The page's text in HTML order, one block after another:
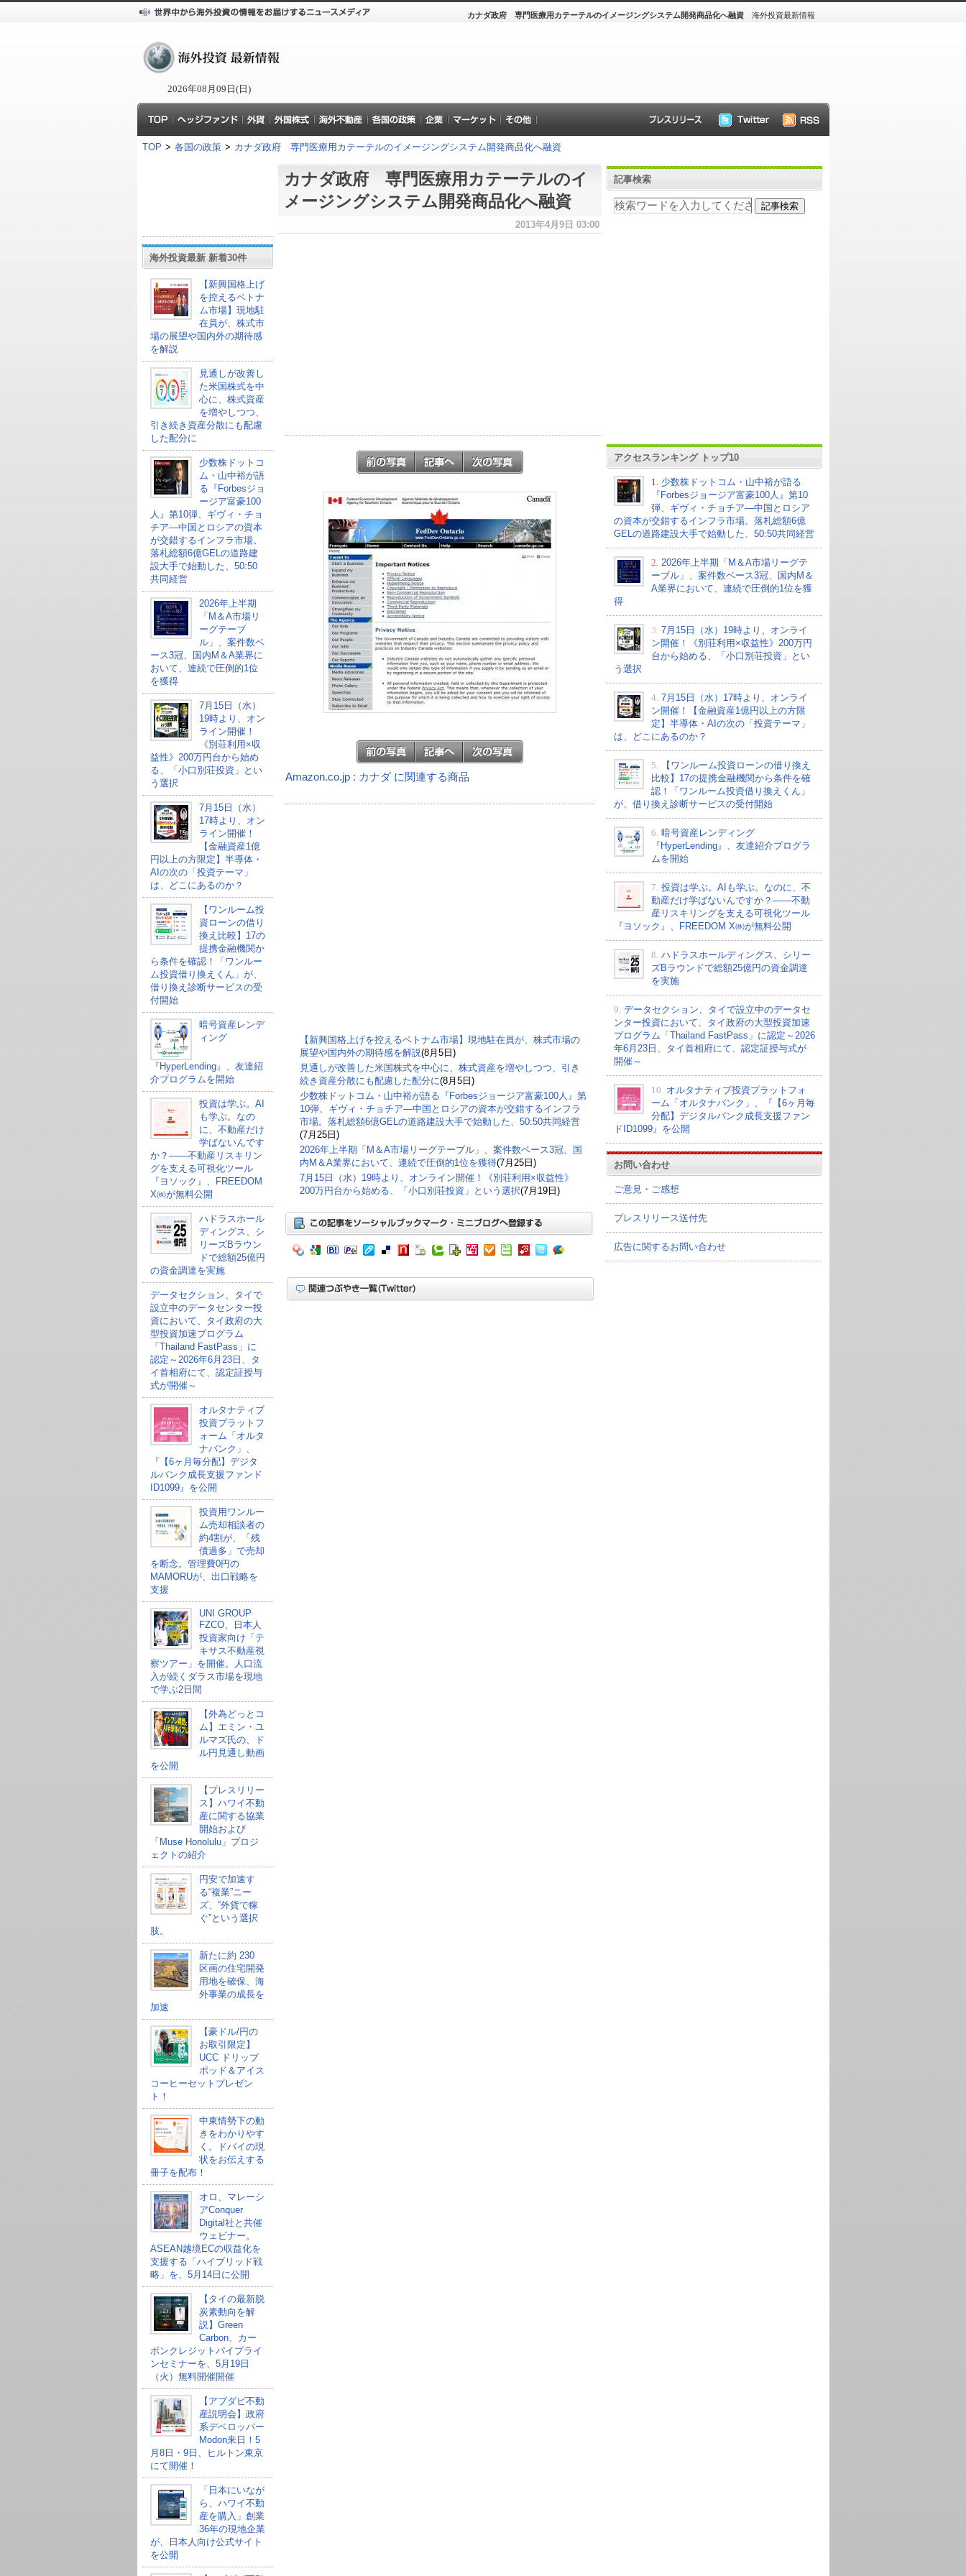
2026年08月09日(日)
海外投資最新情報
カナダ政府 専門医療用カテーテルのイメージングシステム開発商品化へ融資
TOP > 各国の政策 > カナダ政府 専門医療用カテーテルのイメージングシステム開発商品化へ融資
海外投資最新 新着30件
【新興国格上げ
を控えるベトナ
ム市場】現地駐
在員が、株式市
場の展望や国内外の期待感
を解説
見通しが改善し
た米国株式を中
心に、株式資産
を増やしつつ、
引き続き資産分散にも配慮
した配分に
少数株ドットコ
ム・山中裕が語
る『Forbesジョ
ージア富豪100
人』第10弾、ギヴィ・チョ
チア―中国とロシアの資本
が交錯するインフラ市場。
落札総額6億GELの道路建
設大手で始動した、50:50
共同経営
2026年上半期
「M＆A市場リ
ーグテーブ
ル」、案件数ベ
ース3冠、国内M＆A業界に
おいて、連続で圧倒的1位
を獲得
7月15日（水）
19時より、オン
ライン開催！
《別荘利用×収
益性》200万円台から始め
る、「小口別荘投資」とい
う選択
7月15日（水）
17時より、オン
ライン開催！
【金融資産1億
円以上の方限定】半導体・
AIの次の「投資テーマ」
は、どこにあるのか？
【ワンルーム投
資ローンの借り
換え比較】17の
提携金融機関か
ら条件を確認！「ワンルー
ム投資借り換えくん」が、
借り換え診断サービスの受
付開始
暗号資産レンデ
ィング
『HyperLending』、友達紹
介プログラムを開始
投資は学ぶ。AI
も学ぶ。なの
に、不動産だけ
学ばないんです
か？——不動産リスキリン
グを支える可視化ツール
『ヨソック』、FREEDOM
X㈱が無料公開
ハドラスホール
ディングス、シ
リーズBラウン
ドで総額25億円
の資金調達を実施
データセクション、タイで
設立中のデータセンター投
資において、タイ政府の大
型投資加速プログラム
「Thailand FastPass」に
認定～2026年6月23日、タ
イ首相府にて、認定証授与
式が開催～
オルタナティブ
投資プラットフ
ォーム「オルタ
ナバンク」、
『【6ヶ月毎分配】デジタ
ルバンク成長支援ファンド
ID1099』を公開
投資用ワンルー
ム売却相談者の
約4割が、「残
債過多」で売却
を断念。管理費0円の
MAMORUが、出口戦略を
支援
UNI GROUP
FZCO、日本人
投資家向け「テ
キサス不動産視
察ツアー」を開催。人口流
入が続くダラス市場を現地
で学ぶ2日間
【外為どっとコ
ム】エミン・ユ
ルマズ氏の、ド
ル円見通し動画
を公開
【プレスリリー
ス】ハワイ不動
産に関する協業
開始および
「Muse Honolulu」プロジ
ェクトの紹介
円安で加速す
る“複業”ニー
ズ、“外貨で稼
ぐ”という選択
肢。
新たに約 230
区画の住宅開発
用地を確保、海
外事業の成長を
加速
【豪ドル/円の
お取引限定】
UCC ドリップ
ポッド＆アイス
コーヒーセットプレゼン
ト！
中東情勢下の動
きをわかりやす
く。ドバイの現
状をお伝えする
冊子を配布！
オロ、マレーシ
アConquer
Digital社と共催
ウェビナー。
ASEAN越境ECの収益化を
支援する「ハイブリッド戦
略」を、5月14日に公開
【タイの最新脱
炭素動向を解
説】Green
Carbon、カー
ボンクレジットパイプライ
ンセミナーを、5月19日
（火）無料開催開催
【アブダビ不動
産説明会】政府
系デベロッパー
Modon来日！5
月8日・9日、ヒルトン東京
にて開催！
「日本にいなが
ら、ハワイ不動
産を購入」創業
36年の現地企業
が、日本人向け公式サイト
を公開
カナダ政府 専門医療用カテーテルのイ
メージングシステム開発商品化へ融資
2013年4月9日 03:00
Amazon.co.jp : カナダ に関連する商品
【新興国格上げを控えるベトナム市場】現地駐在員が、株式市場の
展望や国内外の期待感を解説(8月5日)
見通しが改善した米国株式を中心に、株式資産を増やしつつ、引き
続き資産分散にも配慮した配分に(8月5日)
少数株ドットコム・山中裕が語る『Forbesジョージア富豪100人』第
10弾、ギヴィ・チョチア―中国とロシアの資本が交錯するインフラ
市場。落札総額6億GELの道路建設大手で始動した、50:50共同経営
(7月25日)
2026年上半期「M＆A市場リーグテーブル」、案件数ベース3冠、国
内M＆A業界において、連続で圧倒的1位を獲得(7月25日)
7月15日（水）19時より、オンライン開催！《別荘利用×収益性》
200万円台から始める、「小口別荘投資」という選択(7月19日)
記事検索
アクセスランキング トップ10
1.
少数株ドットコム・山中裕が語る
『Forbesジョージア富豪100人』第10
弾、ギヴィ・チョチア―中国とロシア
の資本が交錯するインフラ市場。落札総額6億
GELの道路建設大手で始動した、50:50共同経営
2. 2026年上半期「M＆A市場リーグテ
ーブル」、案件数ベース3冠、国内M＆
A業界において、連続で圧倒的1位を獲
得
3. 7月15日（水）19時より、オンライ
ン開催！《別荘利用×収益性》200万円
台から始める、「小口別荘投資」とい
う選択
4. 7月15日（水）17時より、オンライ
ン開催！【金融資産1億円以上の方限
定】半導体・AIの次の「投資テーマ」
は、どこにあるのか？
5.
【ワンルーム投資ローンの借り換え
比較】17の提携金融機関から条件を確
認！「ワンルーム投資借り換えくん」
が、借り換え診断サービスの受付開始
6. 暗号資産レンディング
『HyperLending』、友達紹介プログラ
ムを開始
7. 投資は学ぶ。AIも学ぶ。なのに、不
動産だけ学ばないんですか？——不動
産リスキリングを支える可視化ツール
『ヨソック』、FREEDOM X㈱が無料公開
8. ハドラスホールディングス、シリー
ズBラウンドで総額25億円の資金調達
を実施
9. データセクション、タイで設立中のデータセ
ンター投資において、タイ政府の大型投資加速
プログラム「Thailand FastPass」に認定～2026
年6月23日、タイ首相府にて、認定証授与式が
開催～
10. オルタナティブ投資プラットフォ
ーム「オルタナバンク」、『【6ヶ月毎
分配】デジタルバンク成長支援ファン
ドID1099』を公開
お問い合わせ
ご意見・ご感想
プレスリリース送付先
広告に関するお問い合わせ